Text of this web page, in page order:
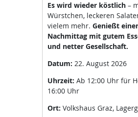
Es wird wieder köstlich –
Würstchen, leckeren
vielem mehr. Genießt
Nachmittag mit gutem
und netter Gesellschaft.
Datum: 22. August 2026
Uhrzeit: Ab 12:00 Uhr für
16:00 Uhr
Ort: Volkshaus Graz,